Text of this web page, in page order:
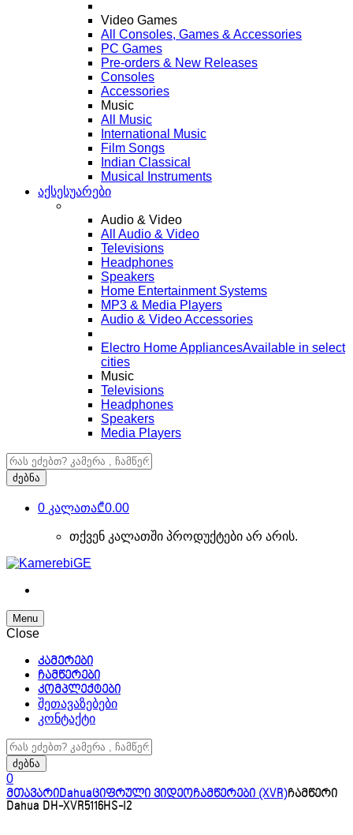
Video Games
All Consoles, Games & Accessories
PC Games
Pre-orders & New Releases
Consoles
Accessories
Music
All Music
International Music
Film Songs
Indian Classical
Musical Instruments
აქსესუარები
Audio & Video
All Audio & Video
Televisions
Headphones
Speakers
Home Entertainment Systems
MP3 & Media Players
Audio & Video Accessories
Electro Home AppliancesAvailable in select
cities
Music
Televisions
Headphones
Speakers
Media Players
ძებნა:
ძებნა
0 კალათა₾0.00
თქვენ კალათში პროდუქტები არ არის.
Menu
Close
კამერები
ჩამწერები
კომპლექტები
შეთავაზებები
კონტაქტი
ძებნა:
ძებნა
0
მთავარიDahuaციფრული ვიდეოჩამწერები (XVR)ჩამწერი
Dahua DH-XVR5116HS-I2